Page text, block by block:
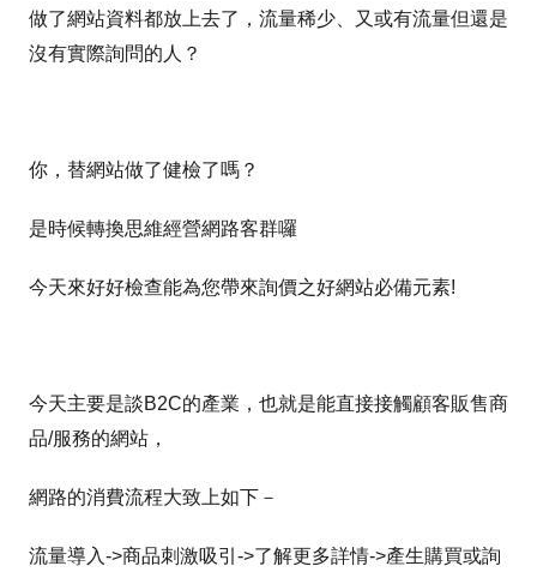
做了網站資料都放上去了，流量稀少、又或有流量但還是
沒有實際詢問的人？
你，替網站做了健檢了嗎？
是時候轉換思維經營網路客群囉
今天來好好檢查能為您帶來詢價之好網站必備元素!
今天主要是談B2C的產業，也就是能直接接觸顧客販售商
品/服務的網站，
網路的消費流程大致上如下－
流量導入->商品刺激吸引->了解更多詳情->產生購買或詢